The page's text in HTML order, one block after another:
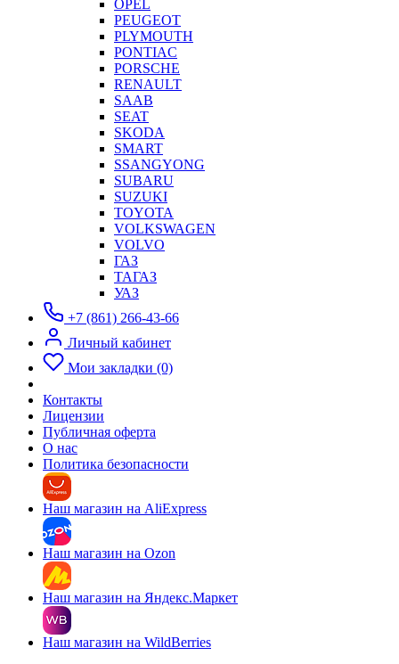
OPEL
PEUGEOT
PLYMOUTH
PONTIAC
PORSCHE
RENAULT
SAAB
SEAT
SKODA
SMART
SSANGYONG
SUBARU
SUZUKI
TOYOTA
VOLKSWAGEN
VOLVO
ГАЗ
ТАГАЗ
УАЗ
+7 (861) 266-43-66
Личный кабинет
Мои закладки (0)
Контакты
Лицензии
Публичная оферта
О нас
Политика безопасности
Наш магазин на AliExpress
Наш магазин на Ozon
Наш магазин на Яндекс.Маркет
Наш магазин на WildBerries